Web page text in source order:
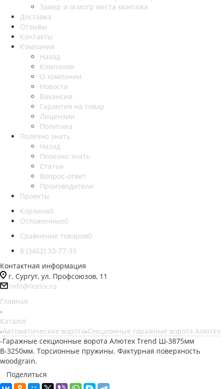
Замер и осмотр места монтажа
Доставка
Отзывы
Контакты
Компания
Назад
Компания
О компании
Новости
Вакансии
Гарантия на товар
Лицензии
Политика
Полезно знать
Назад
Полезно знать
Статьи
Вопрос-ответ
Производители
Проекты
Корзина0
Отложенные0
Сравнение товаров0
8 (3462) 33-77-35
Контактная информация
г. Сургут, ул. Профсоюзов, 11
info@lionix.ru
Главная
-
Каталог
-Автоматические ворота-Секционные гаражные ворота Алютех
-Гаражные секционные ворота Алютех Trend Ш-3875мм
В-3250мм. Торсионные пружины. Фактурная поверхность
woodgrain.
Поделиться